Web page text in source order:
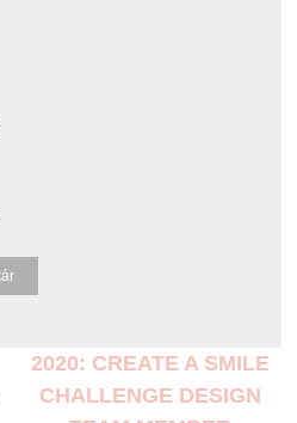
2020: CREATE A SMILE
CHALLENGE DESIGN